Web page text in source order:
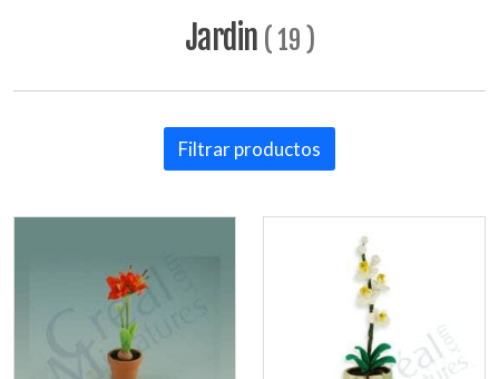
Jardin (19 )
Filtrar productos